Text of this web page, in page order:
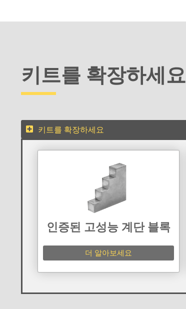
키트를 확장하세요
키트를 확장하세요
인증된 고성능 계단 블록
더 알아보세요